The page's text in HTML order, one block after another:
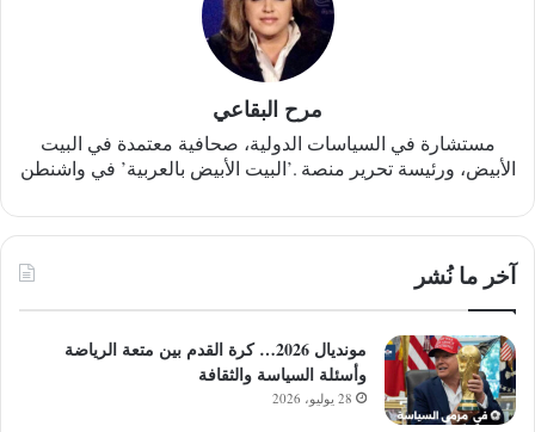
مرح البقاعي
مستشارة في السياسات الدولية، صحافية معتمدة في البيت
الأبيض، ورئيسة تحرير منصة .’البيت الأبيض بالعربية’ في واشنطن
آخر ما نُشر
مونديال 2026… كرة القدم بين متعة الرياضة
وأسئلة السياسة والثقافة
28 يوليو، 2026